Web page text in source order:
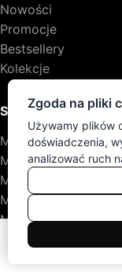
Nowości
Promocje
Bestsellery
Kolekcje
STYLE I GATUNKI
Meble dębowe
Meble sosnowe
Meble rustykalne
Meble
Meble klasyczne
POMOC
Zgoda na pliki
Używamy plików
doświadczenia,
analizować ruch